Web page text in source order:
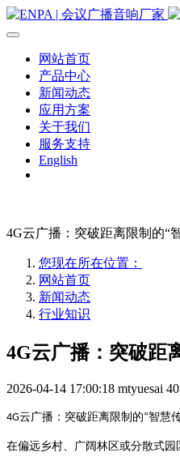
网站首页
产品中心
新闻动态
应用方案
关于我们
服务支持
English
4G云广播：突破距离限制的“
您现在所在位置：
网站首页
新闻动态
行业知识
4G云广播：突破距
2026-04-14 17:00:18 mtyuesai 40
4G云广播：突破距离限制的“智慧
在偏远乡村、广阔林区或分散式